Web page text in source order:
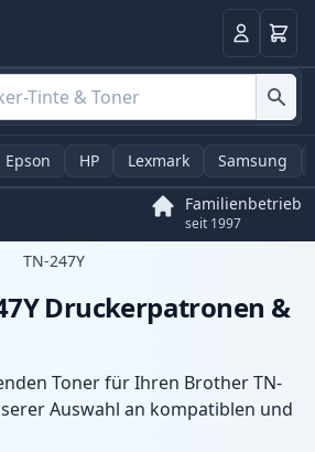
Anmelden
Epson HP Lexmark Samsung
Familienbetrieb
seit 1997
TN-247Y
Druckerpatronen &
Toner für Ihren Brother TN-
Auswahl an kompatiblen und
Sie von gleichbleibender